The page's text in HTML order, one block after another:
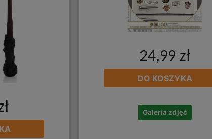
24,99 zł
DO KOSZYKA
Galeria zdjęć